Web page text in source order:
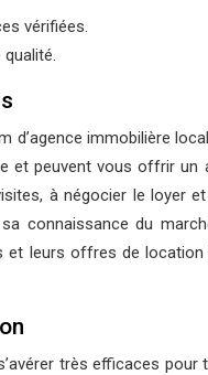
vérifiées.
immobilière
peuvent vous offrir
à négocier le
connaissance du
leurs offres de
très efficaces